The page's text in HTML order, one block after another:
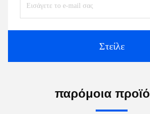
Στείλε
παρόμοια